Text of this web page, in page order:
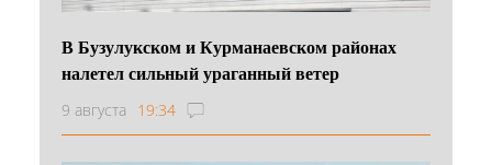
В Бузулукском и Курманаевском районах
налетел сильный ураганный ветер
9 августа 19:34